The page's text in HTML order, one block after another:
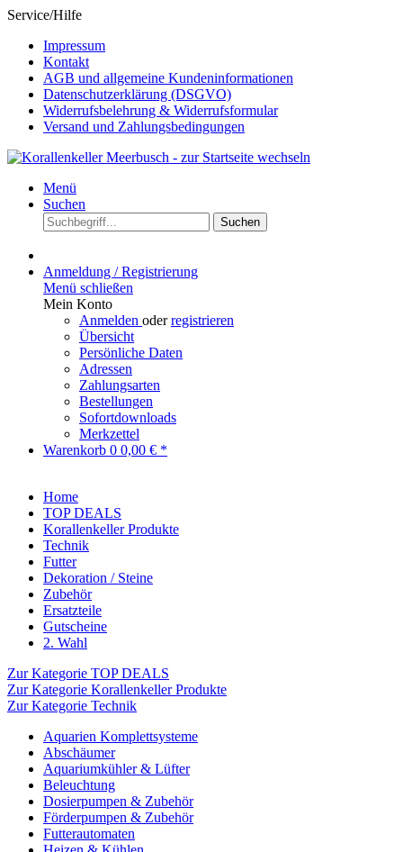
Service/Hilfe
Impressum
Kontakt
AGB und allgemeine Kundeninformationen
Datenschutzerklärung (DSGVO)
Widerrufsbelehrung & Widerrufsformular
Versand und Zahlungsbedingungen
Menü
Suchen
Suchen
Anmeldung / Registrierung
Menü schließen
Mein Konto
Anmelden oderregistrieren
Übersicht
Persönliche Daten
Adressen
Zahlungsarten
Bestellungen
Sofortdownloads
Merkzettel
Warenkorb 0 0,00 € *
Home
TOP DEALS
Korallenkeller Produkte
Technik
Futter
Dekoration / Steine
Zubehör
Ersatzteile
Gutscheine
2. Wahl
Zur Kategorie TOP DEALS
Zur Kategorie Korallenkeller Produkte
Zur Kategorie Technik
Aquarien Komplettsysteme
Abschäumer
Aquariumkühler & Lüfter
Beleuchtung
Dosierpumpen & Zubehör
Förderpumpen & Zubehör
Futterautomaten